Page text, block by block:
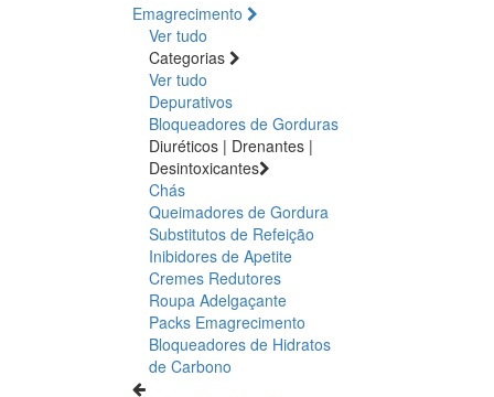
Emagrecimento
Ver tudo
Categorias
Ver tudo
Depurativos
Bloqueadores de Gorduras
Diuréticos | Drenantes |
Desintoxicantes
Chás
Queimadores de Gordura
Substitutos de Refeição
Inibidores de Apetite
Cremes Redutores
Roupa Adelgaçante
Packs Emagrecimento
Bloqueadores de Hidratos
de Carbono